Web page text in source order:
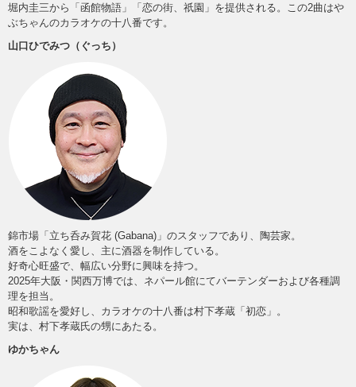
堀内圭三から「函館物語」「恋の街、祇園」を提供される。この2曲はや
ぶちゃんのカラオケの十八番です。
山口ひでみつ（ぐっち）
錦市場「立ち呑み賀花 (Gabana)」のスタッフであり、陶芸家。
酒をこよなく愛し、主に酒器を制作している。
好奇心旺盛で、幅広い分野に興味を持つ。
2025年大阪・関西万博では、ネパール館にてバーテンダーおよび各種調
理を担当。
昭和歌謡を愛好し、カラオケの十八番は村下孝蔵「初恋」。
実は、村下孝蔵氏の甥にあたる。
ゆかちゃん